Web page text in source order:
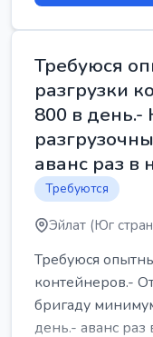
Требуюся
разгрузки
800 в
аванс раз в
Требуются
Эйлат (Юг
Требуюся
контейнеров.-
бригаду
день.- аванс